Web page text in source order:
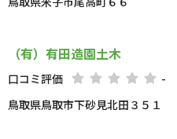
（有）有田造園土木
口コミ評価
-
鳥取県鳥取市下砂見北田３５１